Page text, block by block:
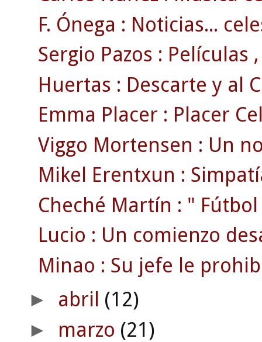
F. Ónega : Noticias...
Sergio Pazos :
Huertas : Descarte y al
Emma Placer : Placer
Viggo Mortensen : Un
Mikel Erentxun :
Cheché Martín : "
Lucio : Un comienzo
Minao : Su jefe le
► abril (12)
► marzo (21)